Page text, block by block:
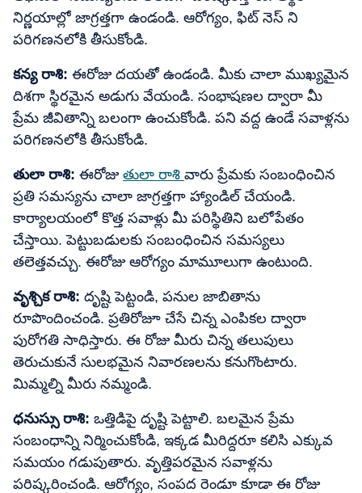
నిర్ణయాల్లో జాగ్రత్తగా ఉండండి. ఆరోగ్యం, ఫిట్ నెస్ ని
పరిగణనలోకి తీసుకోండి.
కన్య రాశి: ఈరోజు దయతో ఉండండి. మీకు చాలా ముఖ్యమైన
దిశగా స్థిరమైన అడుగు వేయండి. సంభాషణల ద్వారా మీ
ప్రేమ జీవితాన్ని బలంగా ఉంచుకోండి. పని వద్ద ఉండే సవాళ్లను
పరిగణనలోకి తీసుకోండి.
తులా రాశి: ఈరోజు తులా రాశి వారు ప్రేమకు సంబంధించిన
ప్రతి సమస్యను చాలా జాగ్రత్తగా హ్యాండిల్ చేయండి.
కార్యాలయంలో కొత్త సవాళ్లు మీ పరిస్థితిని బలోపేతం
చేస్తాయి. పెట్టుబడులకు సంబంధించిన సమస్యలు
తలెత్తవచ్చు. ఈరోజు ఆరోగ్యం మామూలుగా ఉంటుంది.
వృశ్చిక రాశి: దృష్టి పెట్టండి, పనుల జాబితాను
రూపొందించండి. ప్రతిరోజూ చేసే చిన్న ఎంపికల ద్వారా
పురోగతి సాధిస్తారు. ఈ రోజు మీరు చిన్న తలుపులు
తెరుచుకునే సులభమైన నివారణలను కనుగొంటారు.
మిమ్మల్ని మీరు నమ్మండి.
ధనుస్సు రాశి: ఒత్తిడిపై దృష్టి పెట్టాలి. బలమైన ప్రేమ
సంబంధాన్ని నిర్మించుకోండి, ఇక్కడ మీరిద్దరూ కలిసి ఎక్కువ
సమయం గడుపుతారు. వృత్తిపరమైన సవాళ్లను
పరిష్కరించండి. ఆరోగ్యం, సంపద రెండూ కూడా ఈ రోజు